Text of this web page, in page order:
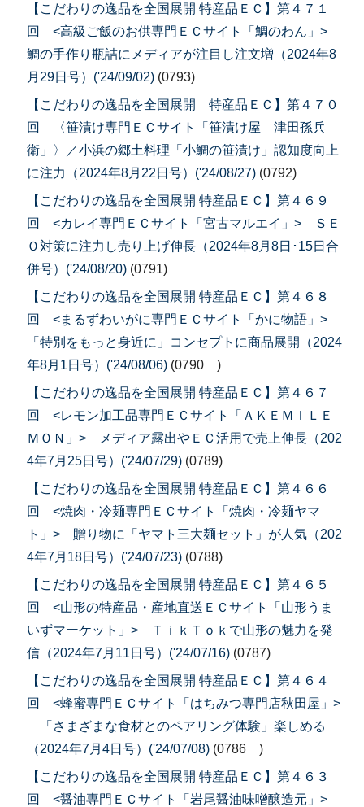
【こだわりの逸品を全国展開 特産品ＥＣ】第４７１
回 <高級ご飯のお供専門ＥＣサイト「鯛のわん」>
鯛の手作り瓶詰にメディアが注目し注文増（2024年8
月29日号）('24/09/02) (0793)
【こだわりの逸品を全国展開 特産品ＥＣ】第４７０
回 〈笹漬け専門ＥＣサイト「笹漬け屋 津田孫兵
衛」〉／小浜の郷土料理「小鯛の笹漬け」認知度向上
に注力（2024年8月22日号）('24/08/27) (0792)
【こだわりの逸品を全国展開 特産品ＥＣ】第４６９
回 <カレイ専門ＥＣサイト「宮古マルエイ」> ＳＥ
Ｏ対策に注力し売り上げ伸長（2024年8月8日･15日合
併号）('24/08/20) (0791)
【こだわりの逸品を全国展開 特産品ＥＣ】第４６８
回 <まるずわいがに専門ＥＣサイト「かに物語」>
「特別をもっと身近に」コンセプトに商品展開（2024
年8月1日号）('24/08/06) (0790 )
【こだわりの逸品を全国展開 特産品ＥＣ】第４６７
回 <レモン加工品専門ＥＣサイト「ＡＫＥＭＩＬＥ
ＭＯＮ」> メディア露出やＥＣ活用で売上伸長（202
4年7月25日号）('24/07/29) (0789)
【こだわりの逸品を全国展開 特産品ＥＣ】第４６６
回 <焼肉・冷麺専門ＥＣサイト「焼肉・冷麺ヤマ
ト」> 贈り物に「ヤマト三大麺セット」が人気（202
4年7月18日号）('24/07/23) (0788)
【こだわりの逸品を全国展開 特産品ＥＣ】第４６５
回 <山形の特産品・産地直送ＥＣサイト「山形うま
いずマーケット」> ＴｉｋＴｏｋで山形の魅力を発
信（2024年7月11日号）('24/07/16) (0787)
【こだわりの逸品を全国展開 特産品ＥＣ】第４６４
回 <蜂蜜専門ＥＣサイト「はちみつ専門店秋田屋」>
「さまざまな食材とのペアリング体験」楽しめる
（2024年7月4日号）('24/07/08) (0786 )
【こだわりの逸品を全国展開 特産品ＥＣ】第４６３
回 <醤油専門ＥＣサイト「岩尾醤油味噌醸造元」>